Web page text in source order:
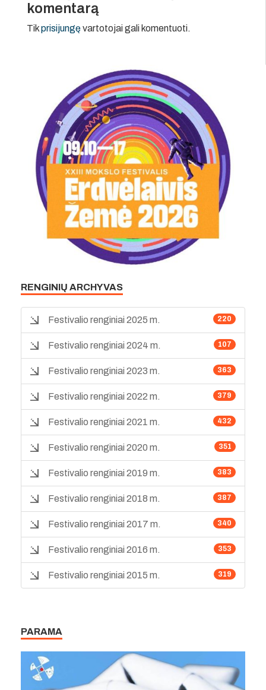
komentarą
Tikprisijungęvartotojai gali komentuoti.
RENGINIŲ ARCHYVAS
220
Festivalio renginiai 2025 m.
107
Festivalio renginiai 2024 m.
363
Festivalio renginiai 2023 m.
379
Festivalio renginiai 2022 m.
432
Festivalio renginiai 2021 m.
351
Festivalio renginiai 2020 m.
383
Festivalio renginiai 2019 m.
387
Festivalio renginiai 2018 m.
340
Festivalio renginiai 2017 m.
353
Festivalio renginiai 2016 m.
319
Festivalio renginiai 2015 m.
PARAMA